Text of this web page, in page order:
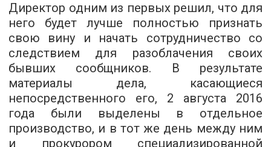
Директор одним из первых решил, что для
него будет лучше полностью признать
свою вину и начать сотрудничество со
следствием для разоблачения своих
бывших сообщников. В результате
материалы дела, касающиеся
непосредственного его, 2 августа 2016
года были выделены в отдельное
производство, и в тот же день между ним
и прокурором специализированной